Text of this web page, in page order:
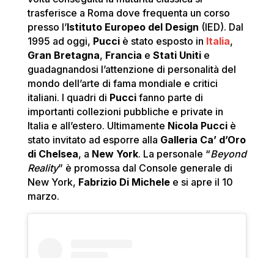
trasferisce a Roma dove frequenta un corso
presso l’Istituto Europeo del Design (IED). Dal
1995 ad oggi, Pucciè stato esposto in Italia,
Gran Bretagna, Francia e Stati Unitie
guadagnandosi l’attenzione di personalità del
mondo dell’arte di fama mondiale e critici
italiani. I quadri di Puccifanno parte di
importanti collezioni pubbliche e private in
Italia e all’estero. Ultimamente Nicola Pucciè
stato invitato ad esporre alla Galleria Ca’ d’Oro
di Chelsea, a New York. La personale “Beyond
Reality” è promossa dal Console generale di
New York, Fabrizio Di Michelee si apre il 10
marzo.